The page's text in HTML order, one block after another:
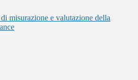
di misurazione e valutazione della